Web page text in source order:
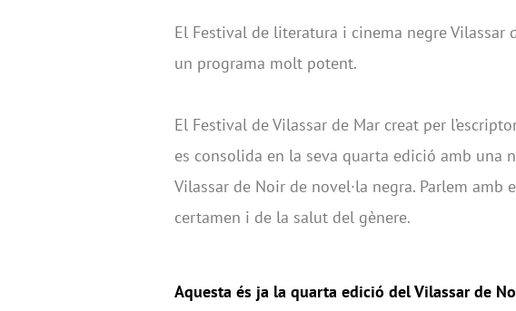
El Festival de literatura i cinema negre Vilassar
un programa molt potent.
El Festival de Vilassar de Mar creat per
es consolida en la seva quarta edició amb una
Vilassar de Noir de novel·la negra. Parlem amb
certamen i de la salut del gènere.
Aquesta és ja la quarta edició del Vilassar de